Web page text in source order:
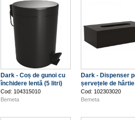
Dark - Coș de gunoi cu
închidere lentă (5 litri)
Cod: 104315010
Bemeta
Dark - Dispenser
șervețele de hârtie
Cod: 102303020
Bemeta